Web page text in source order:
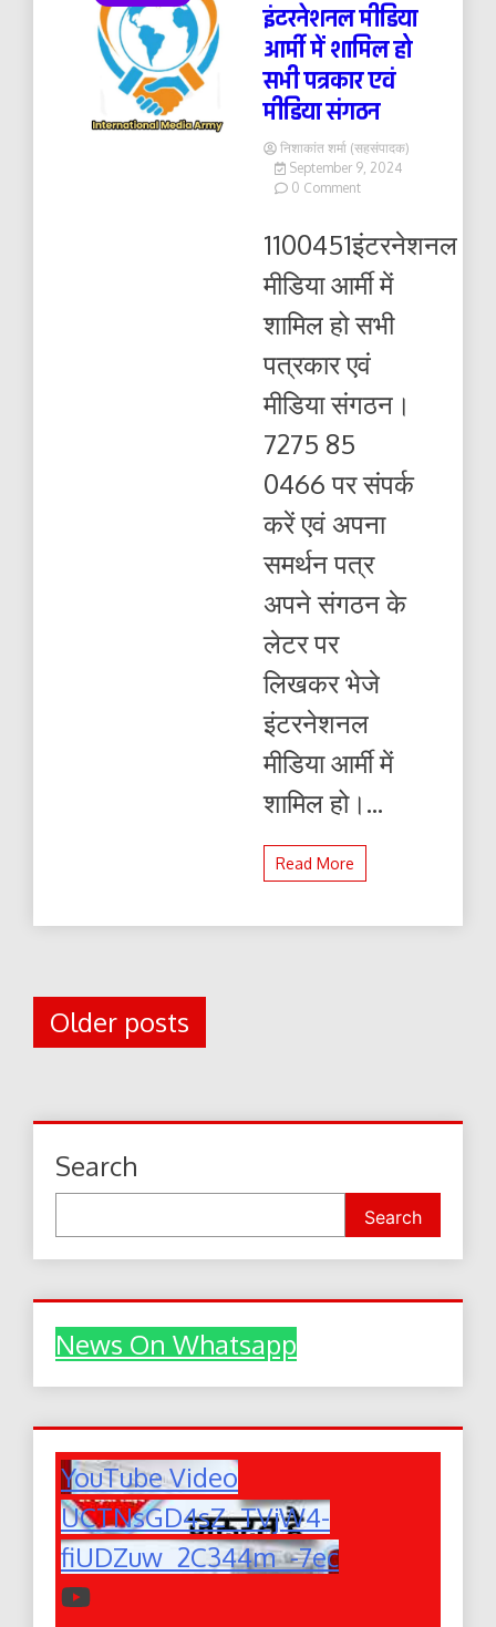
इंटरनेशनल मीडिया
आर्मी में शामिल हो
सभी पत्रकार एवं
मीडिया संगठन
निशाकांत शर्मा (सहसंपादक)
September 9, 2024
0 Commenton
आर्मी
शामिल
सभी
एवं
संगठन
1100451इंटरनेशनल
मीडिया आर्मी में
शामिल हो सभी
पत्रकार एवं
मीडिया संगठन।
7275 85
0466 पर संपर्क
करें एवं अपना
समर्थन पत्र
अपने संगठन के
लेटर पर
लिखकर भेजे
इंटरनेशनल
मीडिया आर्मी में
शामिल हो।...
Read More
Posts
Older posts
Search
Search
News On Whatsapp
YouTube Video
UCTNsGD4sZ_TVjW4-
fiUDZuw_2C344m_-7ec